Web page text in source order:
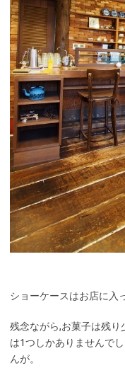
ショーケースはお店に入
残念ながら,お菓子は残
は1つしかありませんで
んが。